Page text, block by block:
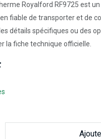
Royalford RF9725 est
fiable de transporter et de
détails spécifiques ou des
la fiche technique officielle.